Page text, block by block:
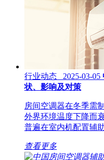
行业动态 2025-03-05
状、影响及对策
房间空调器在冬季需
外界环境温度下降而
普遍在室内机配置辅助
查看更多